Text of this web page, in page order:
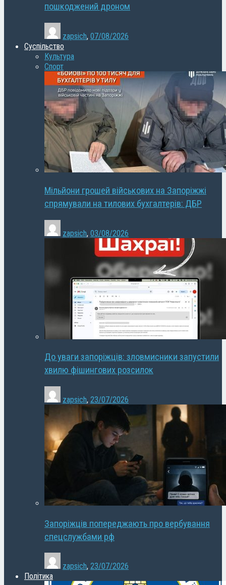
пошкоджений дроном
zapsich, 07/08/2026
Суспільство
Культура
Спорт
Мільйони грошей військових на Запоріжжі
спрямували на тилових бухгалтерів: ДБР
zapsich, 03/08/2026
До уваги запоріжців: зловмисники запустили
хвилю фішингових розсилок
zapsich, 23/07/2026
Запоріжців попереджають про вербування
спецслужбами рф
zapsich, 23/07/2026
Політика